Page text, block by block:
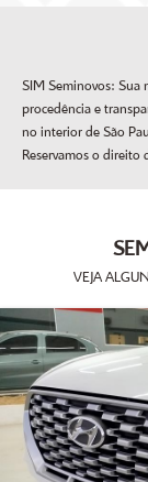
SIM Seminovos: Sua
procedência e
no interior de São
Reservamos o direito
VEJA